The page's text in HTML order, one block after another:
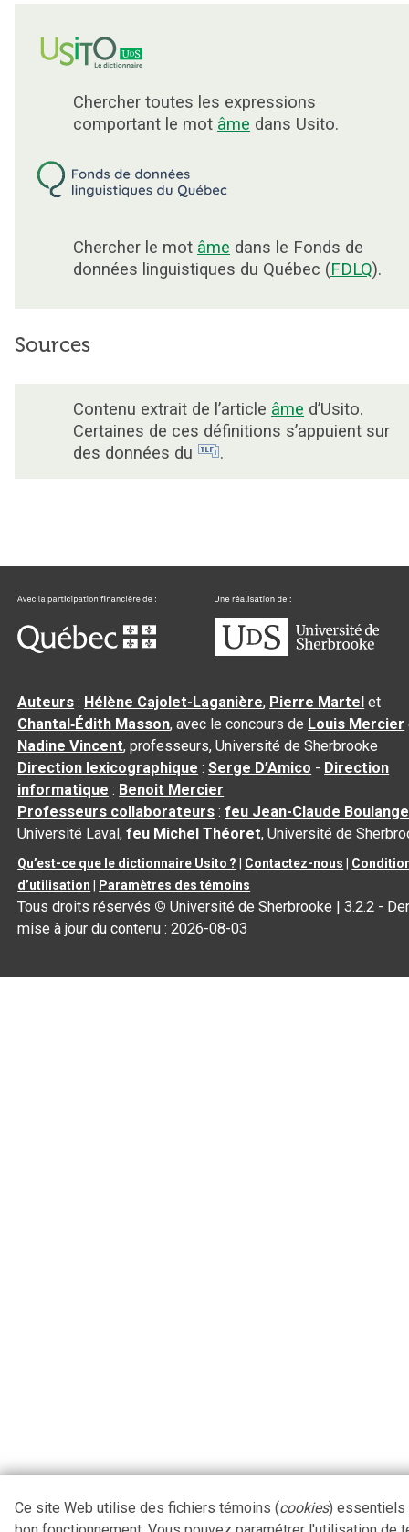
Chercher toutes les expressions
comportant le mot âme dans Usito.
Chercher le mot âme dans le Fonds de
données linguistiques du Québec (FDLQ).
Sources
Contenu extrait de l’article âme d’Usito.
Certaines de ces définitions s’appuient sur
des données du
.
Auteurs : Hélène Cajolet-Laganière, Pierre Martel et
Chantal‑Édith Masson, avec le concours de Louis Mercier
Nadine Vincent, professeurs, Université de Sherbrooke
Direction lexicographique :Serge D’Amico - Direction
informatique : Benoit Mercier
Professeurs collaborateurs :feu Jean-Claude
Université Laval,feu Michel Théoret, Université de
Qu’est-ce que le dictionnaire Usito ? | Contactez-nous |
d’utilisation | Paramètres des témoins
Tous droits réservés © Université de Sherbrooke |3.2.2 -
mise à jour du contenu :2026-08-03
Ce site Web utilise des fichiers témoins (cookies) essentiels